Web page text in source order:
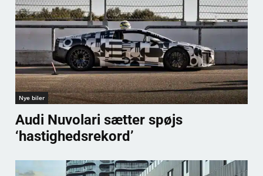
Nye biler
Audi Nuvolari sætter spøjs
‘hastighedsrekord’